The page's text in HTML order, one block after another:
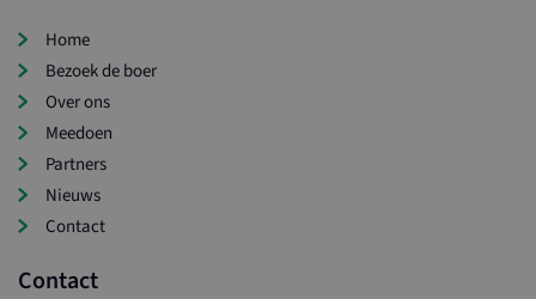
Home
Bezoek de boer
Over ons
Meedoen
Partners
Nieuws
Contact
Contact